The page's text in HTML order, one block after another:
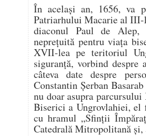
În același an, 1656, va
Patriarhului Macarie al
diaconul Paul de
neprețuită pentru viața
XVII-lea pe teritoriul
siguranță, vorbind despre
câteva date despre
Constantin Șerban
nu doar asupra
Biserici a Ungrovlahiei,
cu hramul „Sfinții
Catedrală Mitropolitană